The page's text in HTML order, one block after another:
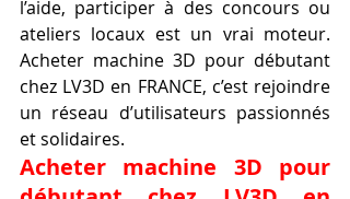
l’aide, participer à des concours ou
ateliers locaux est un vrai moteur.
Acheter machine 3D pour débutant
chez LV3D en FRANCE, c’est rejoindre
un réseau d’utilisateurs passionnés
et solidaires.
Acheter machine 3D pour